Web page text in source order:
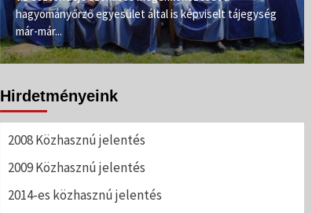
hagyományőrző egyesület által is képviselt tájegység
már-már...
Hirdetményeink
2008 Közhasznú jelentés
2009 Közhasznú jelentés
2014-es közhasznú jelentés